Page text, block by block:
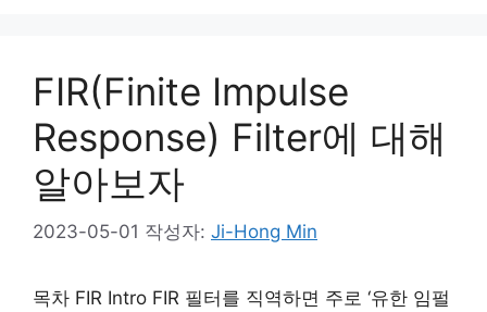
FIR(Finite Impulse
Response) Filter에 대해
알아보자
2023-05-01 작성자: Ji-Hong Min
목차 FIR Intro FIR 필터를 직역하면 주로 ‘유한 임펄